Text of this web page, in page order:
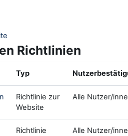
Richtlinien
Typ
Richtlinie zur
Website
Alle Nutzer/
Richtlinie
Alle Nutzer/